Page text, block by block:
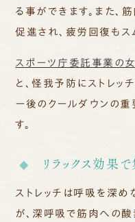
る事ができます。また、
促進され、疲労回復もス
スポーツ庁委託事業の
と、怪我予防にストレッ
ー後のクールダウン の重
す。
リラックス効果
ストレッチは呼吸を深め
が、深呼吸で筋肉への